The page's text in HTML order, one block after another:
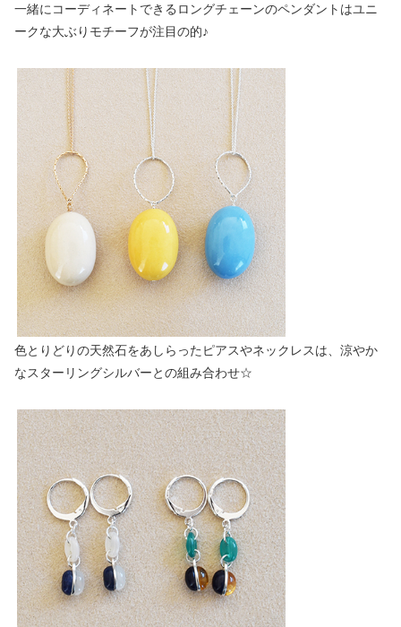
一緒にコーディネートできるロングチェーンのペンダントはユニ
ークな大ぶりモチーフが注目の的♪
色とりどりの天然石をあしらったピアスやネックレスは、涼やか
なスターリングシルバーとの組み合わせ☆